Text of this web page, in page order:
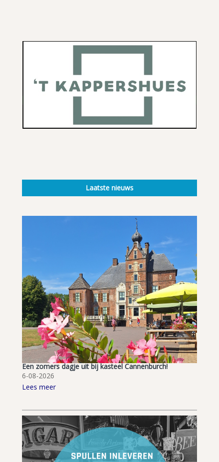
Laatste nieuws
Een zomers dagje uit bij kasteel Cannenburch!
6-08-2026
Lees meer